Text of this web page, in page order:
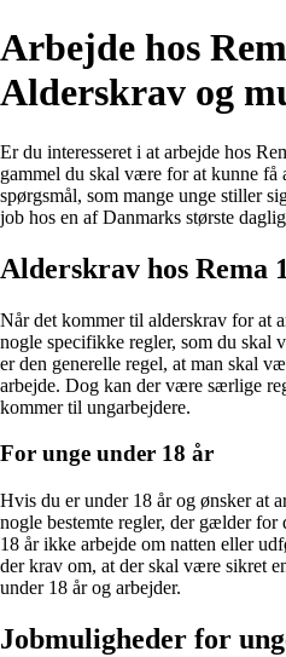
Arbejde hos
Alderskrav og
Er du interesseret i at arbejde hos
gammel du skal være for at kunne få
spørgsmål, som mange unge stiller
job hos en af Danmarks største
Alderskrav hos Rema
Når det kommer til alderskrav for at
nogle specifikke regler, som du
er den generelle regel, at man skal
arbejde. Dog kan der være særlige
kommer til ungarbejdere.
For unge under 18 år
Hvis du er under 18 år og ønsker at
nogle bestemte regler, der gælder
18 år ikke arbejde om natten eller
der krav om, at der skal være sikret
under 18 år og arbejder.
Jobmuligheder for